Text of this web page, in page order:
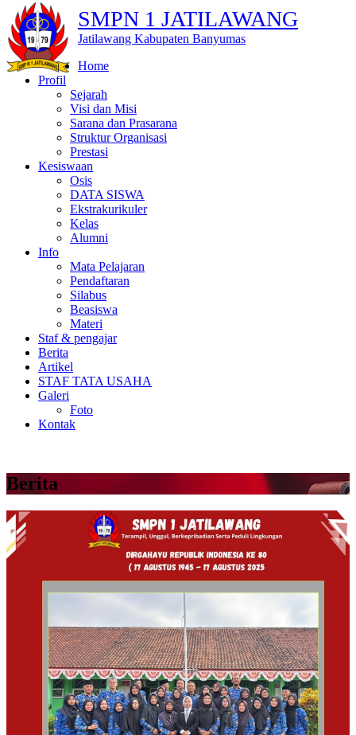
SMPN 1 JATILAWANG
Jatilawang Kabupaten Banyumas
Home
Profil
Sejarah
Visi dan Misi
Sarana dan Prasarana
Struktur Organisasi
Prestasi
Kesiswaan
Osis
DATA SISWA
Ekstrakurikuler
Kelas
Alumni
Info
Mata Pelajaran
Pendaftaran
Silabus
Beasiswa
Materi
Staf & pengajar
Berita
Artikel
STAF TATA USAHA
Galeri
Foto
Kontak
Berita